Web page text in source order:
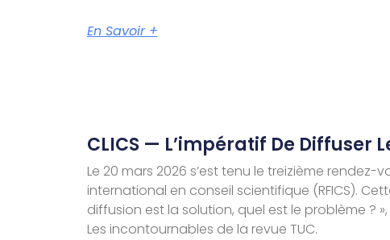
En Savoir +
CLICS — L’impératif De Diffuser
Le 20 mars 2026 s’est tenu le treizième
international en conseil scientifique (RFICS).
diffusion est la solution, quel est le problème ?
Les incontournables de la revue TUC.